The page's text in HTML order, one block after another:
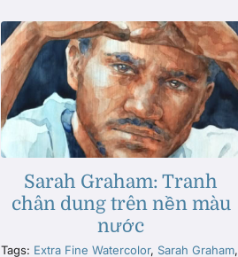
Sarah Graham: Tranh
chân dung trên nền màu
nước
Tags: Extra Fine Watercolor, Sarah Graham,